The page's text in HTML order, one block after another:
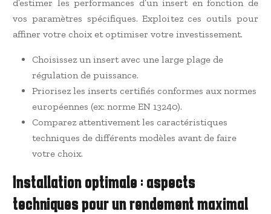
d’estimer les performances d’un insert en fonction de
vos paramètres spécifiques. Exploitez ces outils pour
affiner votre choix et optimiser votre investissement.
Choisissez un insert avec une large plage de
régulation de puissance.
Priorisez les inserts certifiés conformes aux normes
européennes (ex: norme EN 13240).
Comparez attentivement les caractéristiques
techniques de différents modèles avant de faire
votre choix.
Installation optimale : aspects
techniques pour un rendement maximal